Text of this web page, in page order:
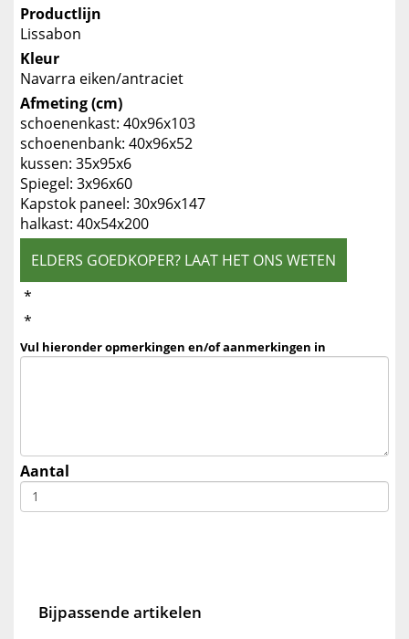
Productlijn
Lissabon
Kleur
Navarra eiken/antraciet
Afmeting (cm)
schoenenkast: 40x96x103
schoenenbank: 40x96x52
kussen: 35x95x6
Spiegel: 3x96x60
Kapstok paneel: 30x96x147
halkast: 40x54x200
ELDERS GOEDKOPER? LAAT HET ONS WETEN
*
*
Vul hieronder opmerkingen en/of aanmerkingen in
Aantal
Bijpassende artikelen